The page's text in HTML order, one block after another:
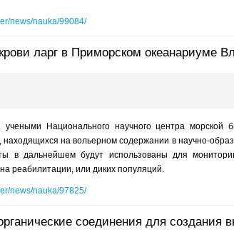
news/nauka/99084/
ларг в Приморском океанариуме
учеными Национального научного центра
находящихся на вольерном содержании в научно-
в дальнейшем будут использованы для
реабилитации, или диких популяций.
news/nauka/97825/
соединения для создания